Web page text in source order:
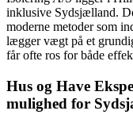
inklusive Sydsjælland.
moderne metoder som
lægger vægt på et
får ofte ros for både
Hus og Have
mulighed for